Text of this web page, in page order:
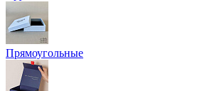
Прямоугольные